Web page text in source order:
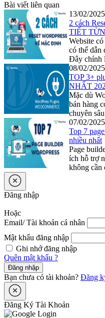
Bài viết liên quan
13/02/2025
2 cách
TIẾT
Website
có thể dẫn
Đây chính
08/02/2025
TOP 3+
NHẤT
Mặc dù
bán hàng
chuyên
07/02/2025
Top 7
nhiều nhất
Page
ích hỗ trợ
không cần
Đăng nhập
Hoặc
Email/ Tài khoản cá nhân
Mật khẩu đăng nhập
Ghi nhớ đăng nhập
Quên mật khẩu ?
Đăng nhập
Bạn chưa có tài khoản? Đăng
Đăng Ký Tài Khoản